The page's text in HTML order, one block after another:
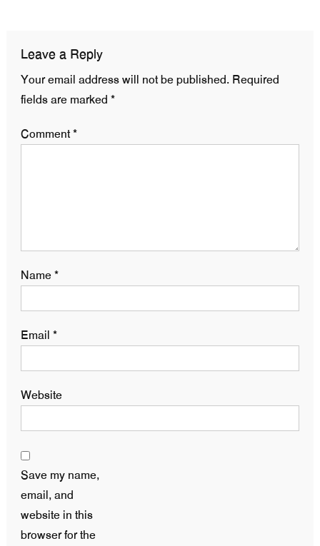
Leave a Reply
Your email address will not be published. Required
fields are marked *
Comment*
Name*
Email *
Website
Save my name,
email, and
website in this
browser for the